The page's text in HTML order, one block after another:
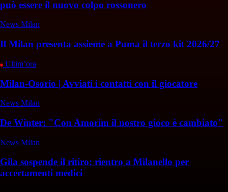
può essere il nuovo colpo rossonero
News Milan
Il Milan presenta assieme a Puma il terzo kit 2026/27
Ultim’ora
Milan-Osorio | Avviati i contatti con il giocatore
News Milan
De Winter: "Con Amorim il nostro gioco è cambiato"
News Milan
Gila sospende il ritiro: rientro a Milanello per
accertamenti medici